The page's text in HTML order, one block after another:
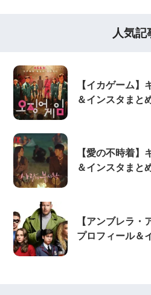
人気記
【イカゲーム】
＆インスタまと
【愛の不時着】
＆インスタまと
【アンブレラ・
プロフィール＆